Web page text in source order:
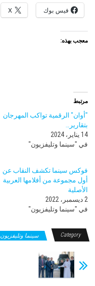
فيس بوك X
معجب بهذه:
مرتبط
"أوان" الرقمية تواكب المهرجان
بتقارير…
14 يناير، 2024
في "سينما وتليفزيون"
فوكس سينما تكشف النقاب عن
أول مجموعة من أفلامها العربية
الأصلية
2 ديسمبر، 2022
في "سينما وتليفزيون"
Category سينما وتليفزيون